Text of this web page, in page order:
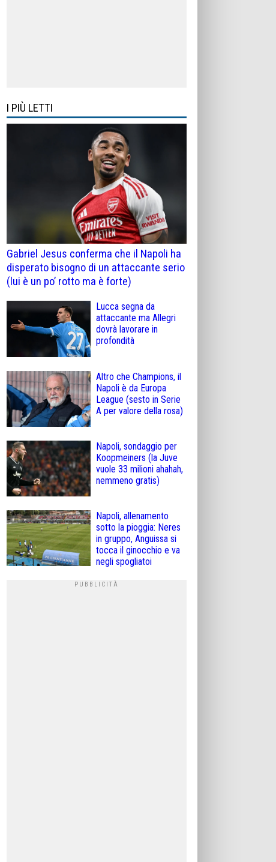
I PIÙ LETTI
Gabriel Jesus conferma che il Napoli ha
disperato bisogno di un attaccante serio
(lui è un po’ rotto ma è forte)
Lucca segna da
attaccante ma Allegri
dovrà lavorare in
profondità
Altro che Champions, il
Napoli è da Europa
League (sesto in Serie
A per valore della rosa)
Napoli, sondaggio per
Koopmeiners (la Juve
vuole 33 milioni ahahah,
nemmeno gratis)
Napoli, allenamento
sotto la pioggia: Neres
in gruppo, Anguissa si
tocca il ginocchio e va
negli spogliatoi